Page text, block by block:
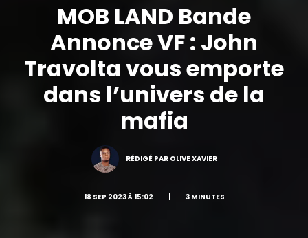
MOB LAND Bande
Annonce VF : John
Travolta vous emporte
dans l’univers de la
mafia
RÉDIGÉ PAR OLIVE XAVIER
18 SEP 2023 À 15:02 3 MINUTES